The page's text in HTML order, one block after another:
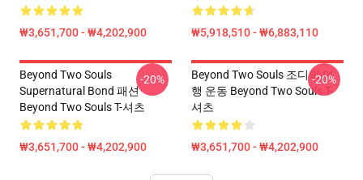
₩3,651,700 - ₩4,202,900 ₩5,918,510 - ₩6,883,110
Beyond Two Souls
Supernatural Bond 패션
Beyond Two Souls T-셔츠
₩3,651,700 - ₩4,202,900
-20%
Beyond Two Souls 조디의 여
행 운동 Beyond Two Souls T-
셔츠
₩3,651,700 - ₩4,202,900
-20%